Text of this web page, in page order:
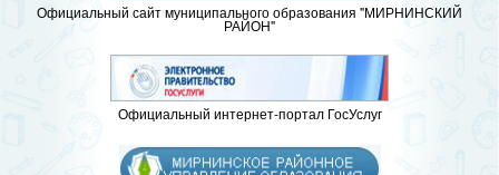
Официальный сайт муниципального образования "МИРНИНСКИЙ
РАЙОН"
Официальный интернет-портал ГосУслуг